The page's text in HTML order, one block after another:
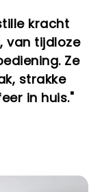
kracht
van tijdloze
Ze
strakke
in huis."